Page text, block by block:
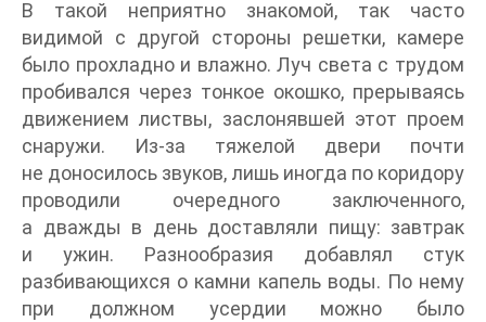
В такой неприятно знакомой, так часто
видимой с другой стороны решетки, камере
было прохладно и влажно. Луч света с трудом
пробивался через тонкое окошко, прерываясь
движением листвы, заслонявшей этот проем
снаружи. Из-за тяжелой двери почти
не доносилось звуков, лишь иногда по коридору
проводили очередного заключенного,
а дважды в день доставляли пищу: завтрак
и ужин. Разнообразия добавлял стук
разбивающихся о камни капель воды. По нему
при должном усердии можно было